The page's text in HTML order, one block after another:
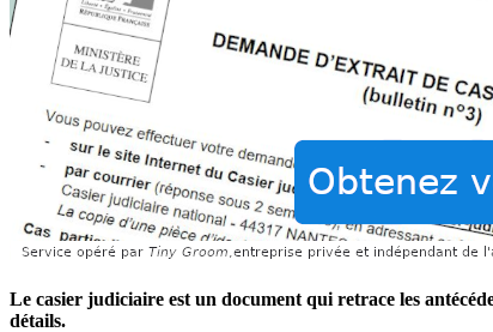
Le casier judiciaire est un document qui retrace les
détails.